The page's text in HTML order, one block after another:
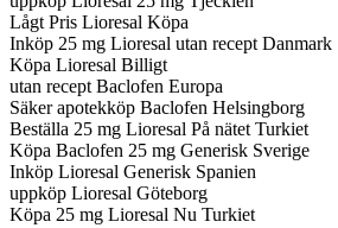
Lågt Pris Lioresal Köpa
Inköp 25 mg Lioresal utan recept Danmark
Köpa Lioresal Billigt
utan recept Baclofen Europa
Säker apotekköp Baclofen Helsingborg
Beställa 25 mg Lioresal På nätet Turkiet
Köpa Baclofen 25 mg Generisk Sverige
Inköp Lioresal Generisk Spanien
uppköp Lioresal Göteborg
Köpa 25 mg Lioresal Nu Turkiet